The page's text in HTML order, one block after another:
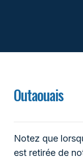
Outaouais
Notez que
est retirée de